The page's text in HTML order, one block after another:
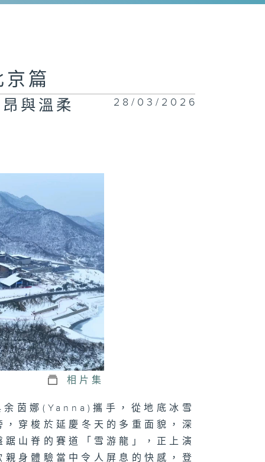
集 北京首鋼
篇
與溫柔 28/03/2026
相片集
茵娜(Yanna)攜手，從地底冰雪
穿梭於延慶冬天的多重面貌，深
山脊的賽道「雪游龍」，正上演
身體驗當中令人屏息的快感，登